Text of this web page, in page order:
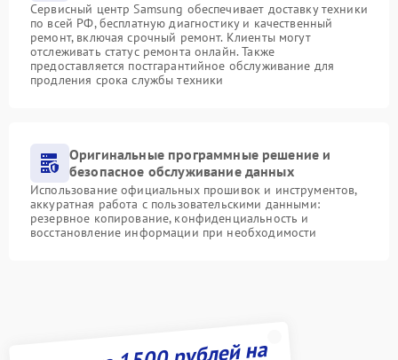
Сервисный центр Samsung обеспечивает доставку техники
по всей РФ, бесплатную диагностику и качественный
ремонт, включая срочный ремонт. Клиенты могут
отслеживать статус ремонта онлайн. Также
предоставляется постгарантийное обслуживание для
продления срока службы техники
Оригинальные программные решение и
безопасное обслуживание данных
Использование официальных прошивок и инструментов,
аккуратная работа с пользовательскими данными:
резервное копирование, конфиденциальность и
восстановление информации при необходимости